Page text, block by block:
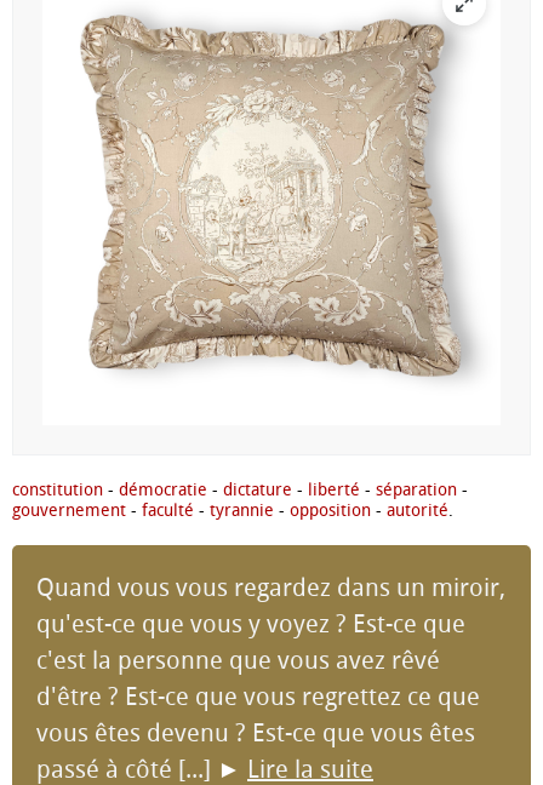
constitution - démocratie - dictature - liberté - séparation -
gouvernement - faculté - tyrannie - opposition - autorité.
Quand vous vous regardez dans un miroir,
qu'est-ce que vous y voyez ? Est-ce que
c'est la personne que vous avez rêvé
d'être ? Est-ce que vous regrettez ce que
vous êtes devenu ? Est-ce que vous êtes
passé à côté [...] ► Lire la suite